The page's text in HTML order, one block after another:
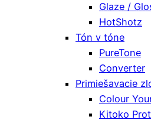
Glaze /
HotShotz
Tón v tóne
PureTone
Converter
Primiešavacie
Colour
Kitoko